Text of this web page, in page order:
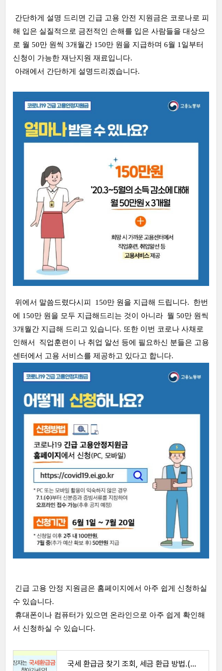
간단하게 설명 드리면 긴급 고용 안전 지원금은 코로나로 피
해 입은 실질적으로 금전적인 손해를 입은 사람들을 대상으
로 월 50만 원씩 3개월간 150만 원을 지급하며 6월 1일부터
신청이 가능한 재난지원 재료입니다.
아래에서 간단하게 설명드리겠습니다.
위에서 말씀드렸다시피 150만 원을 지급해 드립니다. 한번
에 150만 원을 모두 지급해드리는 것이 아니라 뭘 50만 원씩
3개월간 지급해 드리고 있습니다. 또한 이번 코로나 사채로
인해서 직업훈련이 나 취업 알선 등에 필요하신 분들은 고용
센터에서 고용 서비스를 제공하고 있다고 합니다.
긴급 고용 안정 지원금은 홈페이지에서 아주 쉽게 신청하실
수 있습니다.
휴대폰이나 컴퓨터가 있으면 온라인으로 아주 쉽게 확인해
서 신청하실 수 있습니다.
국세 환급금 찾기 조회, 세금 환급 방법.(아주 쉬워요)